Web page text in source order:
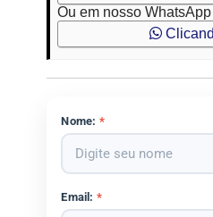
Ou em nosso WhatsApp
Nome: *
Email: *